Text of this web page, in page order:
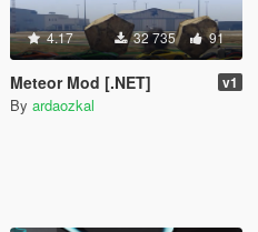
4.17 32 735 91
Meteor Mod [.NET] v1
By ardaozkal